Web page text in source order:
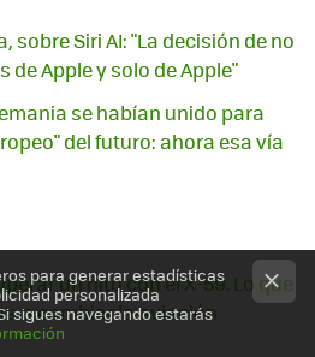
sobre Siri AI: "La decisión de no
de Apple y solo de Apple"
se habían unido para
del futuro: ahora esa vía
un hito con el X-59. Lo que
a cambiar la aviación
para generar estadísticas
personalizada
sigues navegando estarás